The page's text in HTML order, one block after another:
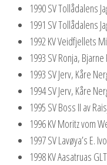
1990 SV Tollådalens
1991 SV Tollådalens
1992 KV Veidfjellets
1993 SV Ronja, Bjarne
1993 SV Jerv, Kåre
1994 SV Jerv, Kåre
1995 SV Boss II av
1996 KV Moritz vom
1997 SV Lavøya’s E.
1998 KV Aasatruas